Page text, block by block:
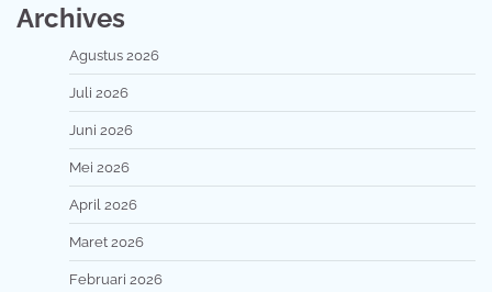
Archives
Agustus 2026
Juli 2026
Juni 2026
Mei 2026
April 2026
Maret 2026
Februari 2026